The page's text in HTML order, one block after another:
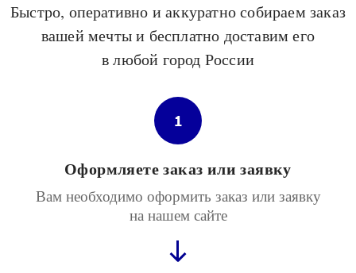
Быстро, оперативно и аккуратно собираем заказ
вашей мечты и бесплатно доставим его
в любой город России
1
Оформляете заказ или заявку
Вам необходимо оформить заказ или заявку
на нашем сайте